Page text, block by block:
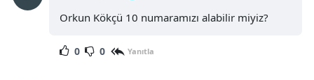
Orkun Kökçü 10 numaramızı alabilir miyiz?
0 0 Yanıtla